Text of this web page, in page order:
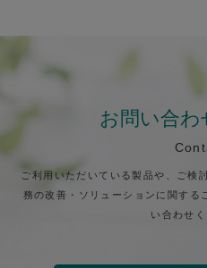
お問い合わ
ご利用いただいている製品や、ご検
務の改善・ソリューションに関する
い合わせく